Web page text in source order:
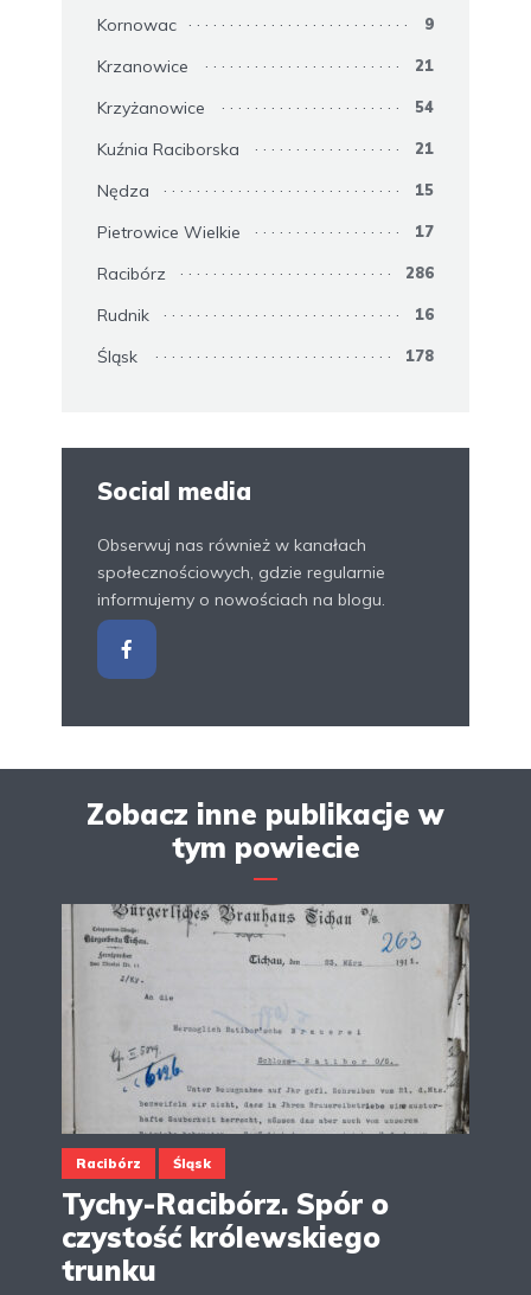
Kornowac 9
Krzanowice 21
Krzyżanowice 54
Kuźnia Raciborska 21
Nędza 15
Pietrowice Wielkie 17
Racibórz 286
Rudnik 16
Śląsk 178
Social media
Obserwuj nas również w kanałach
społecznościowych, gdzie regularnie
informujemy o nowościach na blogu.
Zobacz inne publikacje w
tym powiecie
Racibórz Śląsk
Tychy-Racibórz. Spór o
czystość królewskiego
trunku